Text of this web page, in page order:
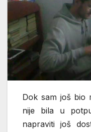
Dok sam još bio
nije bila u
napraviti još